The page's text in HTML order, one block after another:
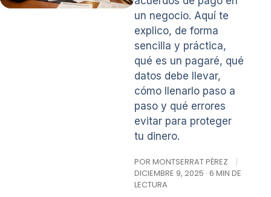
un negocio. Aquí te
explico, de forma
sencilla y práctica,
qué es un pagaré, qué
datos debe llevar,
cómo llenarlo paso a
paso y qué errores
evitar para proteger
tu dinero.
POR MONTSERRAT PÉREZ
|
DICIEMBRE 9, 2025 · 6 MIN DE
LECTURA